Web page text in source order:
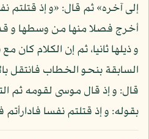
إلى آخره» ثم قال: «و إذ قتلتم
أخرج فصلا منها من وسطها و
و ذيلها ثانيا، ثم إن الكلام كان
السابقة بنحو الخطاب فانتقل
قال: و إذ قال موسى لقومه ثم
بقوله: و إذ قتلتم نفسا فادارأتم